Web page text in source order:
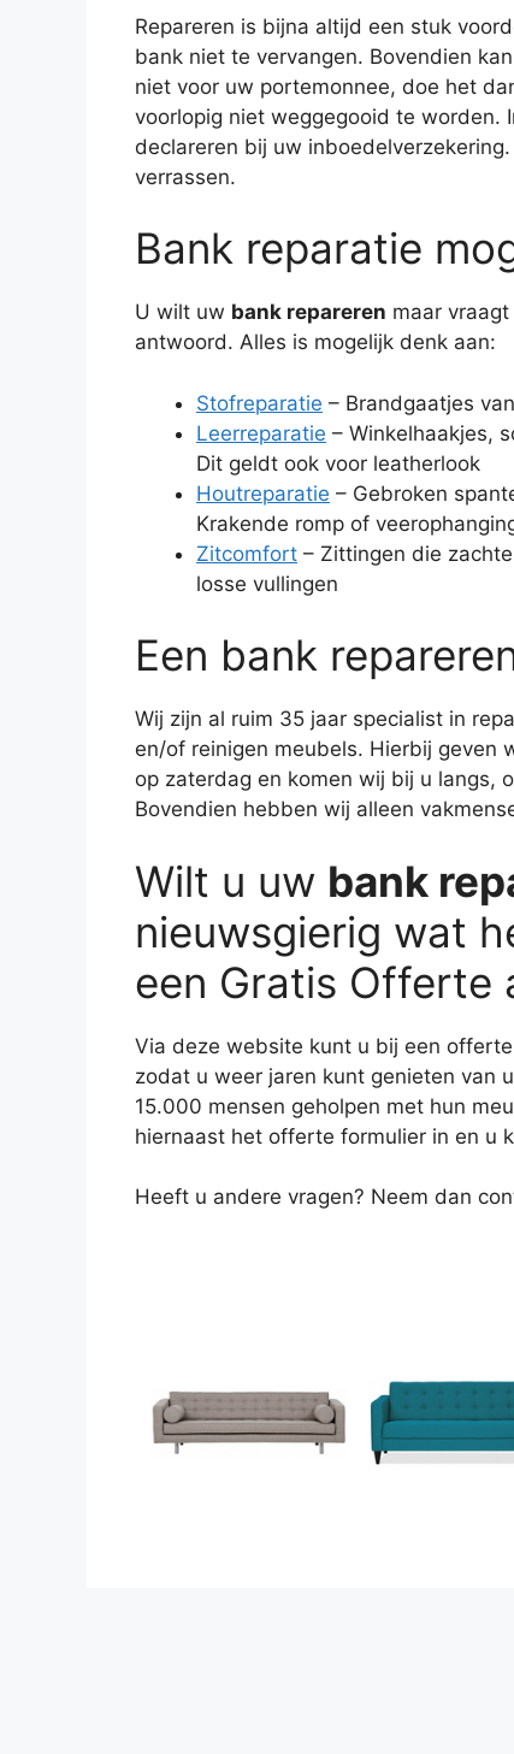
Repareren is bijna altijd een stuk
bank niet te vervangen. Bovendien
niet voor uw portemonnee, doe het
voorlopig niet weggegooid te worden.
declareren bij uw
verrassen.
Bank reparatie
U wilt uw bank repareren maar
antwoord. Alles is mogelijk denk aan:
Stofreparatie – Brandgaatjes
Leerreparatie – Winkelhaakjes,
Dit geldt ook voor leatherlook
Houtreparatie – Gebroken
Krakende romp of
Zitcomfort – Zittingen die
losse vullingen
Een bank
Wij zijn al ruim 35 jaar specialist in
en/of reinigen meubels. Hierbij geven
op zaterdag en komen wij bij u langs,
Bovendien hebben wij alleen
Wilt u uw bank
nieuwsgierig wat
een Gratis Offerte
Via deze website kunt u bij een
zodat u weer jaren kunt genieten van
15.000 mensen geholpen met hun
hiernaast het offerte formulier in en u
Heeft u andere vragen? Neem dan